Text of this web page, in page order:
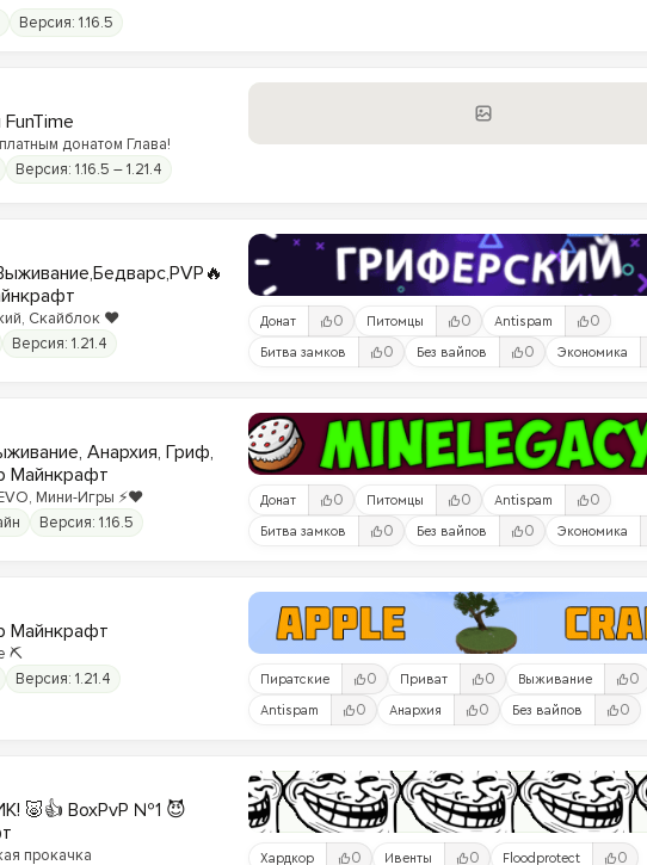
Версия: 1.16.5
донатом Глава!
Версия: 1.16.5 – 1.21.4
Скайблок ❤️
Версия: 1.21.4
Донат 0 Питомцы 0 Antispam 0
Битва замков 0 Без вайпов 0 Экономика
Анархия, Гриф,
Майнкрафт
Мини-Игры ⚡️❤️
Версия: 1.16.5
Донат 0 Питомцы 0 Antispam 0
Битва замков 0 Без вайпов 0 Экономика
Майнкрафт
⛏️
Версия: 1.21.4 Пиратские 0 Приват 0 Выживание 0
Antispam 0 Анархия 0 Без вайпов 0
🐷👍 BoxPvP №1 😈
прокачка
Хардкор 0 Ивенты 0 Floodprotect 0